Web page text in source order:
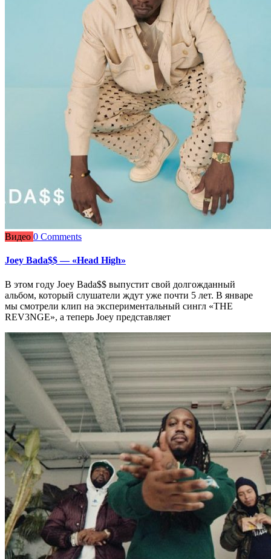
Видео 0 Comments
Joey Bada$$ — «Head High»
В этом году Joey Bada$$ выпустит свой долгожданный
альбом, который слушатели ждут уже почти 5 лет. В январе
мы смотрели клип на экспериментальный сингл «THE
REV3NGE», а теперь Joey представляет